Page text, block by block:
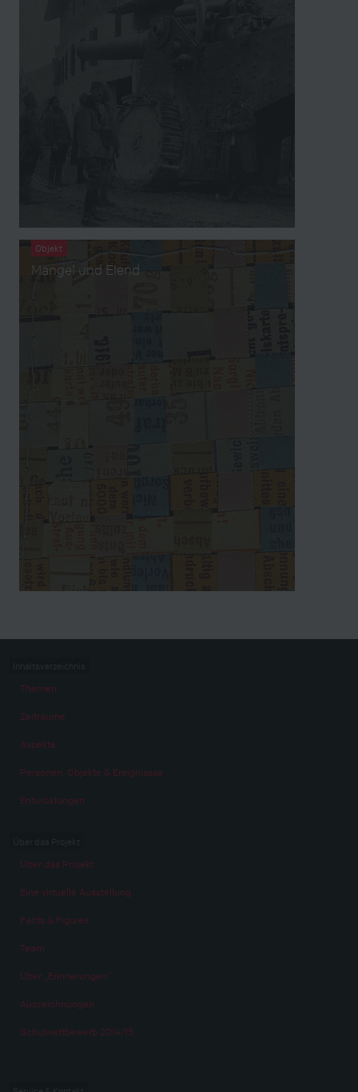
Objekt
Mangel und Elend
Themen
Zeiträume
Aspekte
Personen, Objekte & Ereignissse
Entwicklungen
Über das Projekt
Eine virtuelle Ausstellung
Facts & Figures
Team
Über „Erinnerungen“
Auszeichnungen
Schulwettbewerb 2014/15